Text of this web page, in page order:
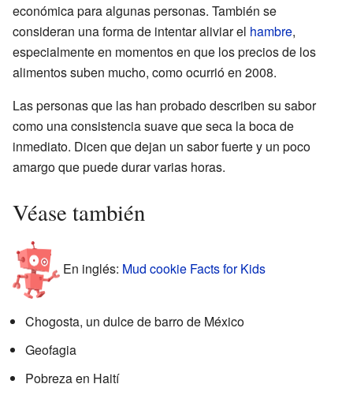
económica para algunas personas. También se
consideran una forma de intentar aliviar el hambre,
especialmente en momentos en que los precios de los
alimentos suben mucho, como ocurrió en 2008.
Las personas que las han probado describen su sabor
como una consistencia suave que seca la boca de
inmediato. Dicen que dejan un sabor fuerte y un poco
amargo que puede durar varias horas.
Véase también
En inglés: Mud cookie Facts for Kids
Chogosta, un dulce de barro de México
Geofagia
Pobreza en Haití